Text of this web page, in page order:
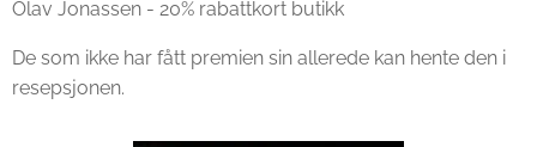
Olav Jonassen - 20% rabattkort butikk
De som ikke har fått premien sin allerede kan hente den i
resepsjonen.